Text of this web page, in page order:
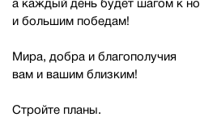
а каждый день будет шагом к
и большим победам!
Мира, добра и благополучия
вам и вашим близким!
Стройте планы.